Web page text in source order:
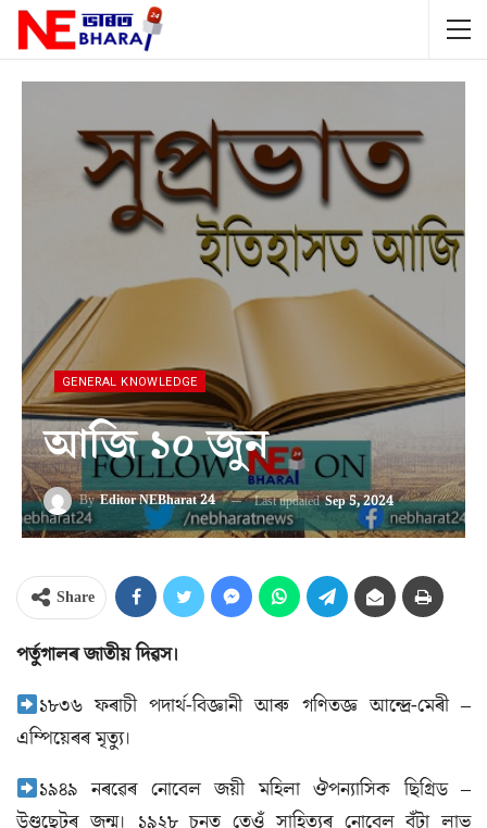
GENERAL KNOWLEDGE
আজি ১০ জুন
ByEditor NEBharat 24 Last updatedSep 5, 2024
Share
পর্তুগালৰ জাতীয় দিৱস।
১৮৩৬ ফৰাচী পদাৰ্থ-বিজ্ঞানী আৰু গণিতজ্ঞ আন্দ্রে-মেৰী –
এম্পিয়েৰৰ মৃত্যু।
১৯৪৯ নৰৱেৰ নোবেল জয়ী মহিলা ঔপন্যাসিক ছিগ্রিড –
উণ্ডছেটৰ জন্ম। ১৯২৮ চনত তেওঁ সাহিত্যৰ নোবেল বঁটা লাভ